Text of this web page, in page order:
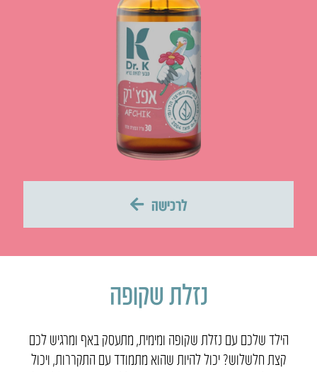
לרכישה
נזלת שקופה
הילד שלכם עם נזלת שקופה ומימית, מתעסק באף ומרגיש לכם
קצת חלשלוש? יכול להיות שהוא מתמודד עם התקררות, ויכול